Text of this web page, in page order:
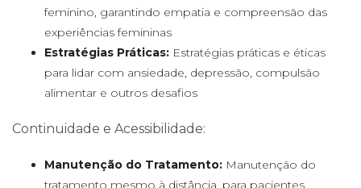
feminino, garantindo empatia e compreensão das
experiências femininas
Estratégias Práticas: Estratégias práticas e éticas
para lidar com ansiedade, depressão, compulsão
alimentar e outros desafios
Continuidade e Acessibilidade:
Manutenção do Tratamento: Manutenção do
tratamento mesmo à distância, para pacientes